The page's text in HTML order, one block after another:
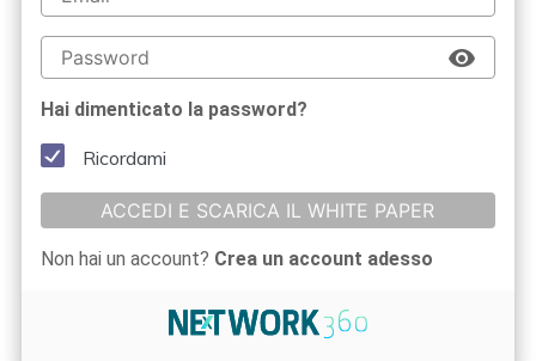
Hai dimenticato la password?
Ricordami
ACCEDI E SCARICA IL WHITE PAPER
Non hai un account? Crea un account adesso